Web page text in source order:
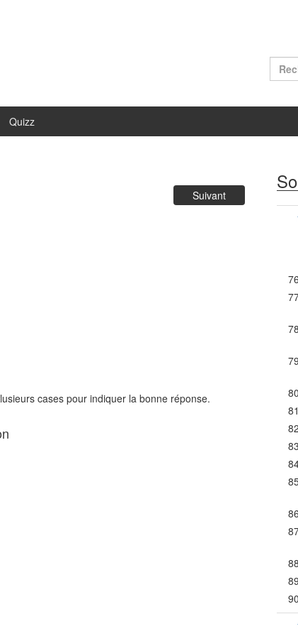
Quizz
Suivant
cases pour indiquer la bonne réponse.